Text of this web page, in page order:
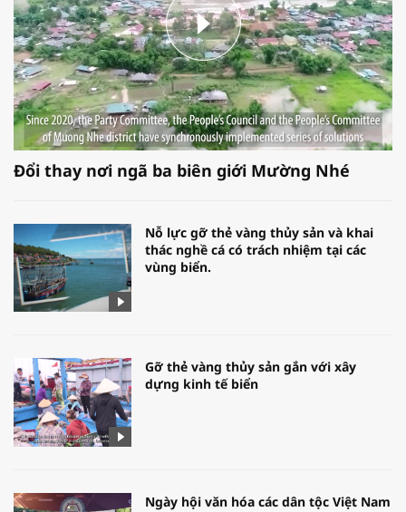
Đổi thay nơi ngã ba biên giới Mường Nhé
Nỗ lực gỡ thẻ vàng thủy sản và khai
thác nghề cá có trách nhiệm tại các
vùng biển.
Gỡ thẻ vàng thủy sản gắn với xây
dựng kinh tế biển
Ngày hội văn hóa các dân tộc Việt Nam